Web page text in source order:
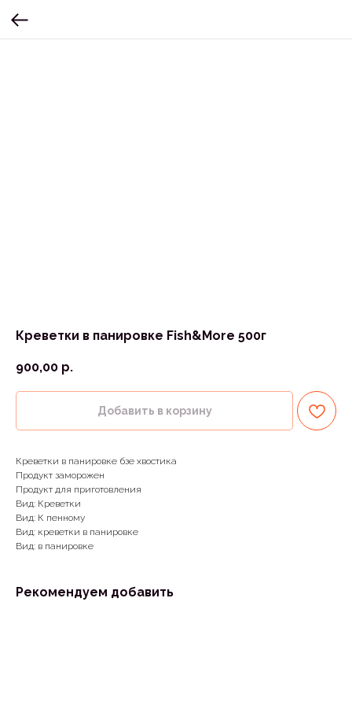
Креветки в панировке Fish&More 500г
900,00 р.
Добавить в корзину
Креветки в панировке бзе хвостика
Продукт заморожен
Продукт для приготовления
Вид: Креветки
Вид: К пенному
Вид: креветки в панировке
Вид: в панировке
Рекомендуем добавить